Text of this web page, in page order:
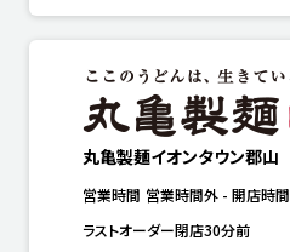
丸亀製麺イオンタウン郡山
営業時間 営業時間外 - 開店時間
ラストオーダー閉店30分前